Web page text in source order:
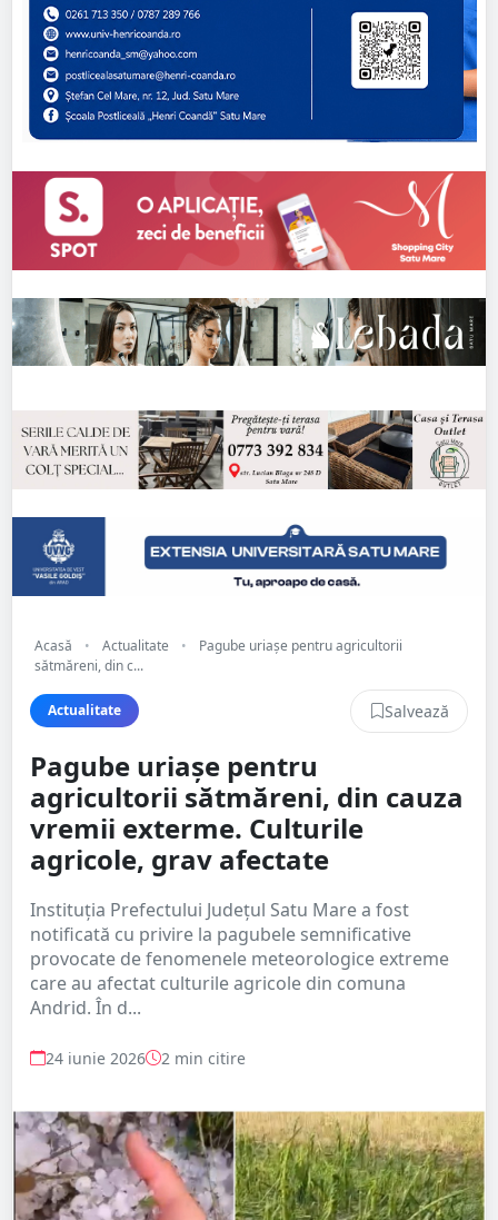
Acasă • Actualitate •
Pagube uriașe pentru agricultorii
sătmăreni, din c...
Actualitate Salvează
Pagube uriașe pentru
agricultorii sătmăreni, din cauza
vremii exterme. Culturile
agricole, grav afectate
Instituția Prefectului Județul Satu Mare a fost
notificată cu privire la pagubele semnificative
provocate de fenomenele meteorologice extreme
care au afectat culturile agricole din comuna
Andrid. În d...
24 iunie 2026 2 min citire